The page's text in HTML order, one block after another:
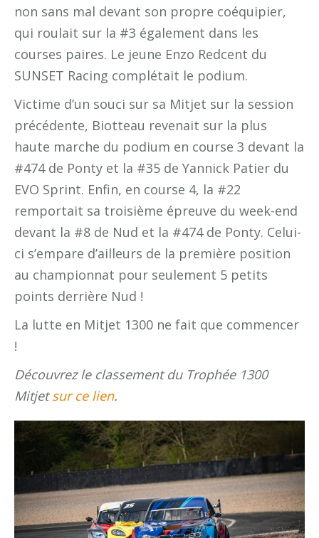
non sans mal devant son propre coéquipier,
qui roulait sur la #3 également dans les
courses paires. Le jeune Enzo Redcent du
SUNSET Racing complétait le podium.
Victime d’un souci sur sa Mitjet sur la session
précédente, Biotteau revenait sur la plus
haute marche du podium en course 3 devant la
#474 de Ponty et la #35 de Yannick Patier du
EVO Sprint. Enfin, en course 4, la #22
remportait sa troisième épreuve du week-end
devant la #8 de Nud et la #474 de Ponty. Celui-
ci s’empare d’ailleurs de la première position
au championnat pour seulement 5 petits
points derrière Nud !
La lutte en Mitjet 1300 ne fait que commencer
!
Découvrez le classement du Trophée 1300
Mitjetsur ce lien.